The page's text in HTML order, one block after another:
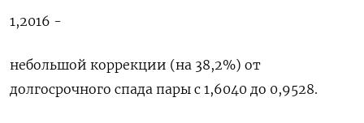
1,2016 -
небольшой коррекции (на 38,2%) от
долгосрочного спада пары с 1,6040 до 0,‌9528.